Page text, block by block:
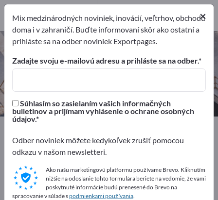
Tunelové stavebné stroje – nájdite
výrobcov a dodávateľov
Tunelové stavebné stroje
Inzerujte zadarmo na Exportpages!
Potreby – Ponuky – Použité tovary – Obchodné
kontakty >> začnite tu
×
Mix medzinárodných noviniek, inovácií, veľtrhov, obchodu
doma i v zahraničí. Buďte informovaní skôr ako ostatní a
prihláste sa na odber noviniek Exportpages.
Zadajte svoju e-mailovú adresu a prihláste sa na odber.
Súhlasím so zasielaním vašich informačných
bulletinov a prijímam vyhlásenie o ochrane osobných
údajov.
Odber noviniek môžete kedykoľvek zrušiť pomocou
odkazu v našom newsletteri.
Ako našu marketingovú platformu používame Brevo. Kliknutím
nižšie na odoslanie tohto formulára beriete na vedomie, že vami
poskytnuté informácie budú prenesené do Brevo na
spracovanie v súlade spodmienkami používania.